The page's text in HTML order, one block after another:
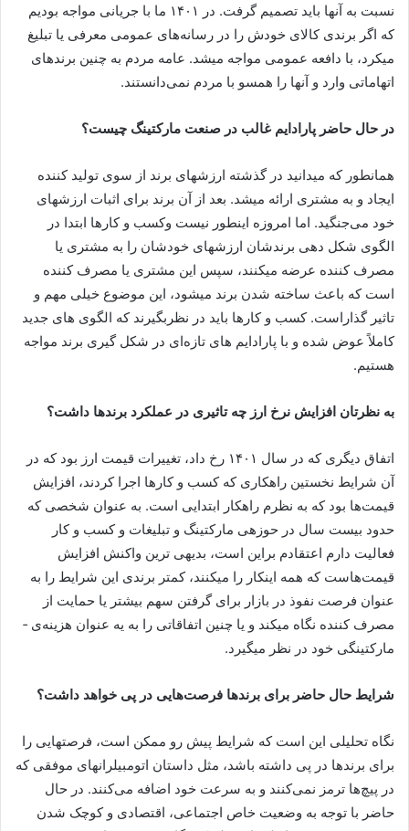
نسبت به آنها باید تصمیم گرفت. در ۱۴۰۱ ما با جریانی مواجه بودیم
که اگر برندی کالای خودش را در رسانه‌های عمومی معرفی یا تبلیغ
می­کرد، با دافعه عمومی مواجه می­شد. عامه مردم به چنین برندهای
اتهاماتی وارد و آنها را همسو با مردم نمی‌دانستند.
در حال حاضر پارادایم غالب در صنعت مارکتینگ چیست؟
همانطور که می­دانید در گذشته ارزشهای برند از سوی تولید کننده
ایجاد و به مشتری ارائه می­شد. بعد از آن برند برای اثبات ارزشهای
خود می‌جنگید. اما امروزه اینطور نیست وکسب و کارها ابتدا در
الگوی شکل دهی برندشان ارزشهای خودشان را به مشتری یا
مصرف کننده عرضه می­کنند، سپس این مشتری یا مصرف کننده
است که باعث ساخته شدن برند می­شود، این موضوع خیلی مهم و
تاثیر گذاراست. کسب و کارها باید در نظربگیرند که الگوی های جدید
کاملاً عوض شده و با پارادایم های تازه‌ای در شکل گیری برند مواجه
هستیم.
به نظرتان افزایش نرخ ارز چه تاثیری در عملکرد برندها داشت؟
اتفاق دیگری که در سال ۱۴۰۱ رخ داد، تغییرات قیمت ارز بود که در
آن شرایط نخستین راهکاری که کسب و کارها اجرا کردند، افزایش
قیمت‌ها بود که به نظرم راهکار ابتدایی است. به عنوان شخصی که
حدود بیست سال در حوزه­ی مارکتینگ و تبلیغات و کسب و کار
فعالیت دارم اعتقادم براین است، بدیهی ترین واکنش افزایش
قیمت‌هاست که همه اینکار را می­کنند، کمتر برندی این شرایط را به
عنوان فرصت نفوذ در بازار برای گرفتن سهم بیشتر یا حمایت از
مصرف کننده نگاه می­کند و یا چنین اتفاقاتی را به یه عنوان هزینه‌ی ­
مارکتینگی خود در نظر می­گیرد.
شرایط حال حاضر برای برندها فرصت‌هایی در پی خواهد داشت؟
نگاه تحلیلی این است که شرایط پیش رو ممکن است، فرصتهایی را
برای برندها در پی داشته باشد، مثل داستان اتومبیلرانهای موفقی که
در پیچ‌ها ترمز نمی‌کنند و به سرعت خود اضافه می‌کنند. در حال
حاضر با توجه به وضعیت خاص اجتماعی، اقتصادی و کوچک شدن